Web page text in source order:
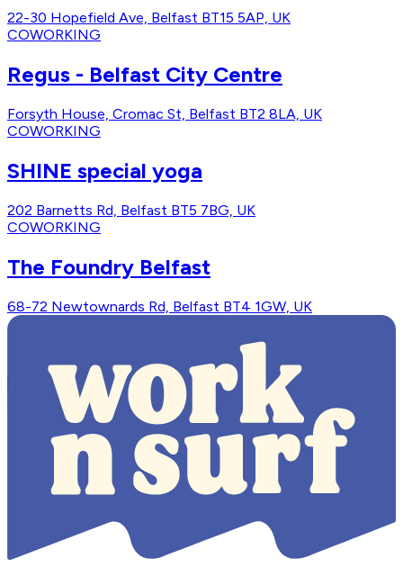
22-30 Hopefield Ave, Belfast BT15 5AP, UK
COWORKING
Regus - Belfast City Centre
Forsyth House, Cromac St, Belfast BT2 8LA, UK
COWORKING
SHINE special yoga
202 Barnetts Rd, Belfast BT5 7BG, UK
COWORKING
The Foundry Belfast
68-72 Newtownards Rd, Belfast BT4 1GW, UK